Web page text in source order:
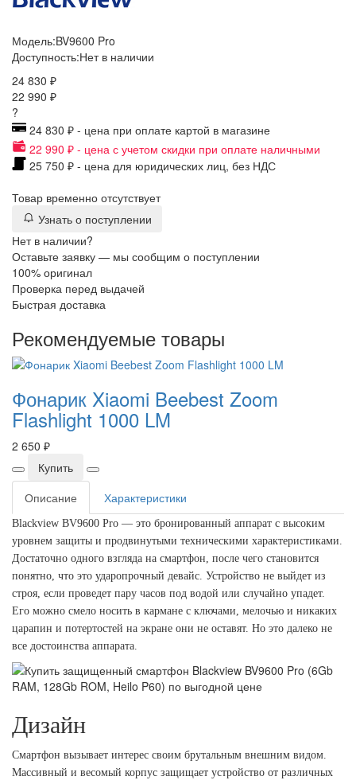
Модель:BV9600 Pro
Доступность:Нет в наличии
24 830 ₽
22 990 ₽
?
24 830 ₽ - цена при оплате картой в магазине
22 990 ₽ - цена с учетом скидки при оплате наличными
25 750 ₽ - цена для юридических лиц, без НДС
Товар временно отсутствует
Узнать о поступлении
Нет в наличии?
Оставьте заявку — мы сообщим о поступлении
100% оригинал
Проверка перед выдачей
Быстрая доставка
Рекомендуемые товары
Фонарик Xiaomi Beebest Zoom
Flashlight 1000 LM
2 650 ₽
Купить
Описание
Характеристики
Blackview BV9600 Pro — это бронированный аппарат с высоким
уровнем защиты и продвинутыми техническими характеристиками.
Достаточно одного взгляда на смартфон, после чего становится
понятно, что это ударопрочный девайс. Устройство не выйдет из
строя, если проведет пару часов под водой или случайно упадет.
Его можно смело носить в кармане с ключами, мелочью и никаких
царапин и потертостей на экране они не оставят. Но это далеко не
все достоинства аппарата.
Дизайн
Смартфон вызывает интерес своим брутальным внешним видом.
Массивный и весомый корпус защищает устройство от различных